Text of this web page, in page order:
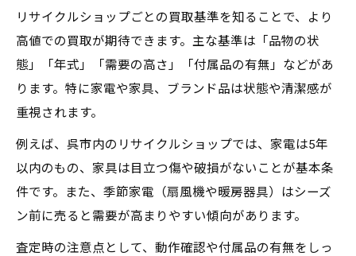
リサイクルショップごとの買取基準を知ることで、より
高値での買取が期待できます。主な基準は「品物の状
態」「年式」「需要の高さ」「付属品の有無」などがあ
ります。特に家電や家具、ブランド品は状態や清潔感が
重視されます。
例えば、呉市内のリサイクルショップでは、家電は5年
以内のもの、家具は目立つ傷や破損がないことが基本条
件です。また、季節家電（扇風機や暖房器具）はシーズ
ン前に売ると需要が高まりやすい傾向があります。
査定時の注意点として、動作確認や付属品の有無をしっ